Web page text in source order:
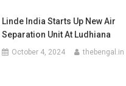
Linde India Starts Up New Air
Separation Unit At Ludhiana
October 4, 2024 thebengal.in